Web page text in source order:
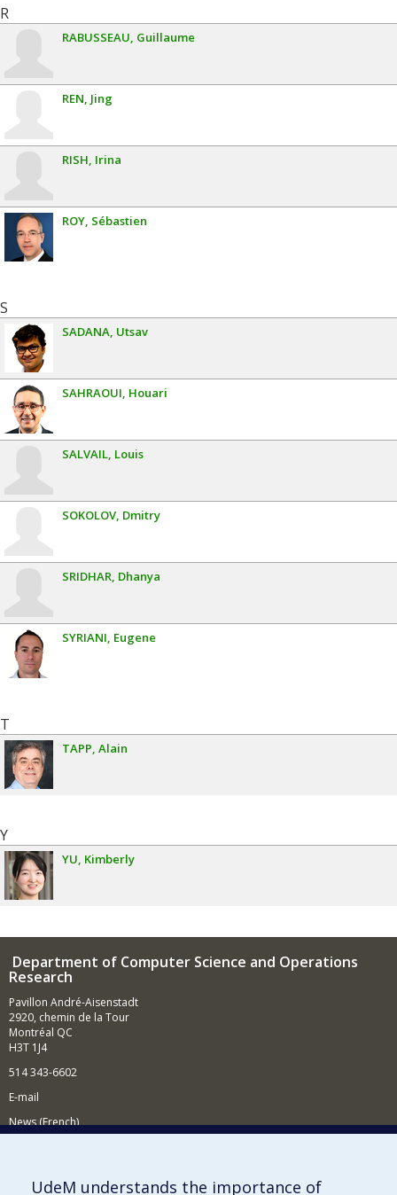
R
RABUSSEAU Guillaume
REN Jing
RISH Irina
ROY Sébastien
S
SADANA Utsav
SAHRAOUI Houari
SALVAIL Louis
SOKOLOV Dmitry
SRIDHAR Dhanya
SYRIANI Eugene
T
TAPP Alain
Y
YU Kimberly
Department of Computer Science and Operations
Research
Pavillon André-Aisenstadt
2920, chemin de la Tour
Montréal QC
H3T 1J4
514 343-6602
E-mail
News (French)
Supporting the Department
UdeM understands the importance of